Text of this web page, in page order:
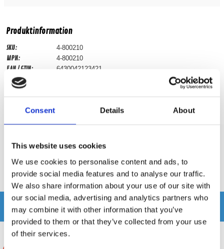
Consent Details About
This website uses cookies
We use cookies to personalise content and ads, to
provide social media features and to analyse our traffic.
We also share information about your use of our site with
our social media, advertising and analytics partners who
may combine it with other information that you’ve
provided to them or that they’ve collected from your use
of their services.
Produktinformation
SKU: 4-800210
MPN: 4-800210
EAN / GTIN: 6430042123421
Lägsta pris de senaste 30 dagarna är 495 kr
Recensioner
Produkten har inga recensioner
Relaterade produkter